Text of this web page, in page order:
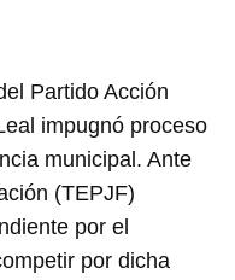
Partido Acción
impugnó proceso
municipal. Ante
(TEPJF)
por el
por dicha